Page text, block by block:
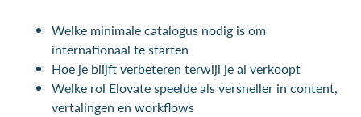
Welke minimale catalogus nodig is om
internationaal te starten
Hoe je blijft verbeteren terwijl je al verkoopt
Welke rol Elovate speelde als versneller in content,
vertalingen en workflows